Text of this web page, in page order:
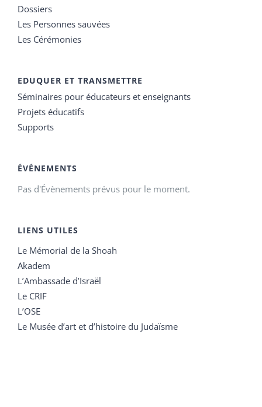
Dossiers
Les Personnes sauvées
Les Cérémonies
EDUQUER ET TRANSMETTRE
Séminaires pour éducateurs et enseignants
Projets éducatifs
Supports
ÉVÉNEMENTS
Pas d'Évènements prévus pour le moment.
LIENS UTILES
Le Mémorial de la Shoah
Akadem
L’Ambassade d’Israël
Le CRIF
L’OSE
Le Musée d’art et d’histoire du Judaïsme